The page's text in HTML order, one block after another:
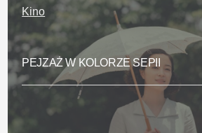
Kino
PEJZAŻ W KOLORZE SEPII